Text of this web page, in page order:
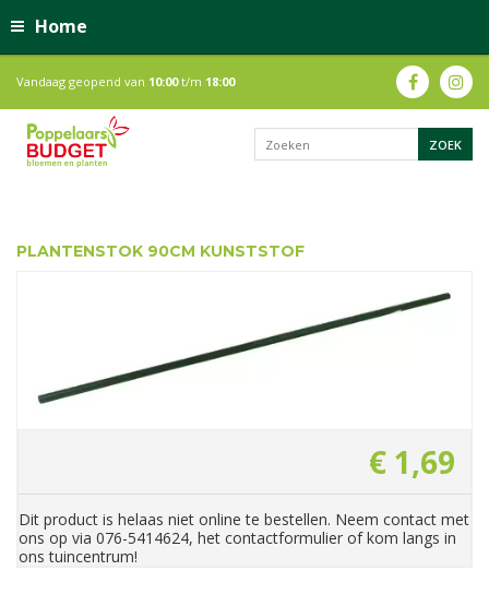
Home
Vandaag geopend van 10:00t/m 18:00
PLANTENSTOK 90CM KUNSTSTOF
€ 1,69
Dit product is helaas niet online te bestellen. Neem contact met
ons op via 076-5414624, het contactformulier of kom langs in
ons tuincentrum!